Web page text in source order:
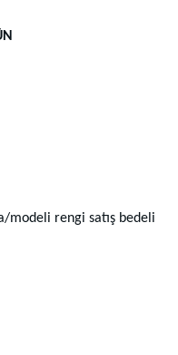
modeli rengi satış bedeli